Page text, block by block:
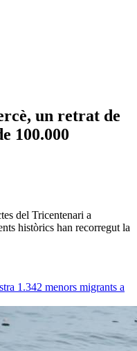
un retrat de
100.000
del Tricentenari a
històrics han recorregut la
1.342 menors migrants a